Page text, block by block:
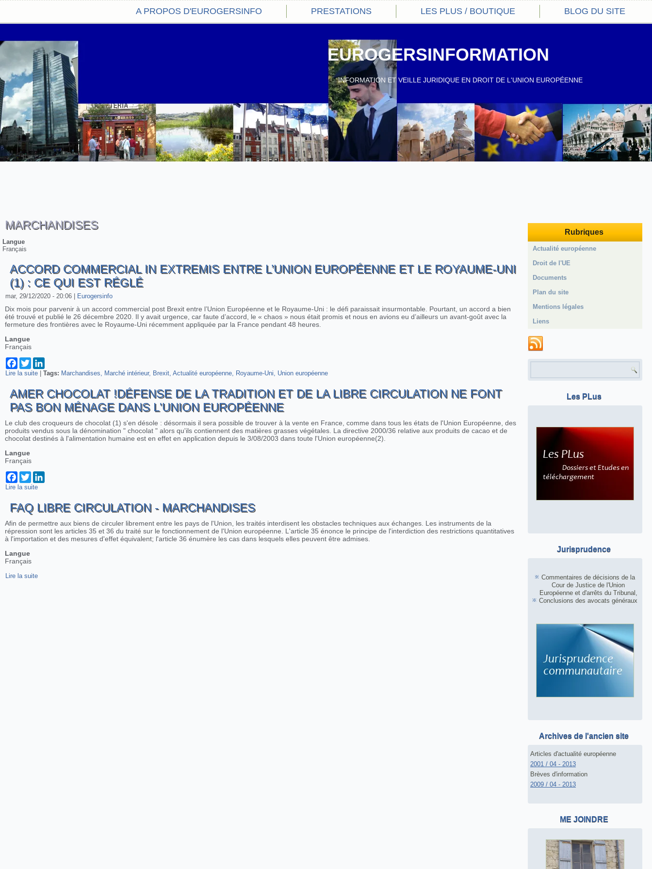
EUROGERSINFORMATION
INFORMATION ET VEILLE JURIDIQUE EN DROIT DE L'UNION EUROPÉENNE
A PROPOS D'EUROGERSINFO PRESTATIONS LES PLUS / BOUTIQUE BLOG DU SITE
MARCHANDISES
Langue
Français
ACCORD COMMERCIAL IN EXTREMIS ENTRE L’UNION EUROPÉENNE ET LE ROYAUME-UNI
(1) : CE QUI EST RÉGLÉ
mar, 29/12/2020 - 20:06 Eurogersinfo
Dix mois pour parvenir à un accord commercial post Brexit entre l’Union Européenne et le Royaume-Uni : le défi paraissait insurmontable. Pourtant, un accord a bien
été trouvé et publié le 26 décembre 2020. Il y avait urgence, car faute d’accord, le « chaos » nous était promis et nous en avions eu d’ailleurs un avant-goût avec la
fermeture des frontières avec le Royaume-Uni récemment appliquée par la France pendant 48 heures.
Langue
Français
Facebook
Twitter
Lire la suite de Accord commercial in extremis entre l’Union Européenne et le Royaume-Uni (1) : ce qui est réglé
Tags: Marchandises Marché intérieur Brexit Actualité européenne Royaume-Uni Union européenne
AMER CHOCOLAT !DÉFENSE DE LA TRADITION ET DE LA LIBRE CIRCULATION NE FONT
PAS BON MÉNAGE DANS L'UNION EUROPÉENNE
Le club des croqueurs de chocolat (1) s'en désole : désormais il sera possible de trouver à la vente en France, comme dans tous les états de l'Union Européenne, des
produits vendus sous la dénomination " chocolat " alors qu'ils contiennent des matières grasses végétales. La directive 2000/36 relative aux produits de cacao et de
chocolat destinés à l'alimentation humaine est en effet en application depuis le 3/08/2003 dans toute l'Union européenne(2).
Langue
Français
Facebook
Twitter
Lire la suite
FAQ LIBRE CIRCULATION - MARCHANDISES
Afin de permettre aux biens de circuler librement entre les pays de l'Union, les traités interdisent les obstacles techniques aux échanges. Les instruments de la
répression sont les articles 35 et 36 du traité sur le fonctionnement de l'Union européenne. L'article 35 énonce le principe de l'interdiction des restrictions quantitatives
à l'importation et des mesures d'effet équivalent; l'article 36 énumère les cas dans lesquels elles peuvent être admises.
Langue
Français
Lire la suite
Rubriques
Actualité européenne
Droit de l'UE
Documents
Plan du site
Mentions légales
Liens
Les PLus
Jurisprudence
Commentaires de décisions de la
Cour de Justice de l'Union
Européenne et d'arrêts du Tribunal,
Conclusions des avocats généraux
Archives de l'ancien site
Articles d'actualité européenne
2001 / 04 - 2013
Brèves d'information
2009 / 04 - 2013
ME JOINDRE